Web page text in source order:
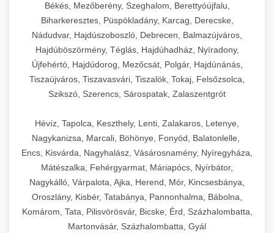
Békés, Mezőberény, Szeghalom, Berettyóújfalu,
Biharkeresztes, Püspökladány, Karcag, Derecske,
Nádudvar, Hajdúszoboszló, Debrecen, Balmazújváros,
Hajdúböszörmény, Téglás, Hajdúhadház, Nyíradony,
Újfehértó, Hajdúdorog, Mezőcsát, Polgár, Hajdúnánás,
Tiszaújváros, Tiszavasvári, Tiszalök, Tokaj, Felsőzsolca,
Szikszó, Szerencs, Sárospatak, Zalaszentgrót
Hévíz, Tapolca, Keszthely, Lenti, Zalakaros, Letenye,
Nagykanizsa, Marcali, Böhönye, Fonyód, Balatonlelle,
Encs, Kisvárda, Nagyhalász, Vásárosnamény, Nyíregyháza,
Mátészalka, Fehérgyarmat, Máriapócs, Nyírbátor,
Nagykálló, Várpalota, Ajka, Herend, Mór, Kincsesbánya,
Oroszlány, Kisbér, Tatabánya, Pannonhalma, Bábolna,
Komárom, Tata, Pilisvörösvár, Bicske, Érd, Százhalombatta,
Martonvásár, Százhalombatta, Gyál